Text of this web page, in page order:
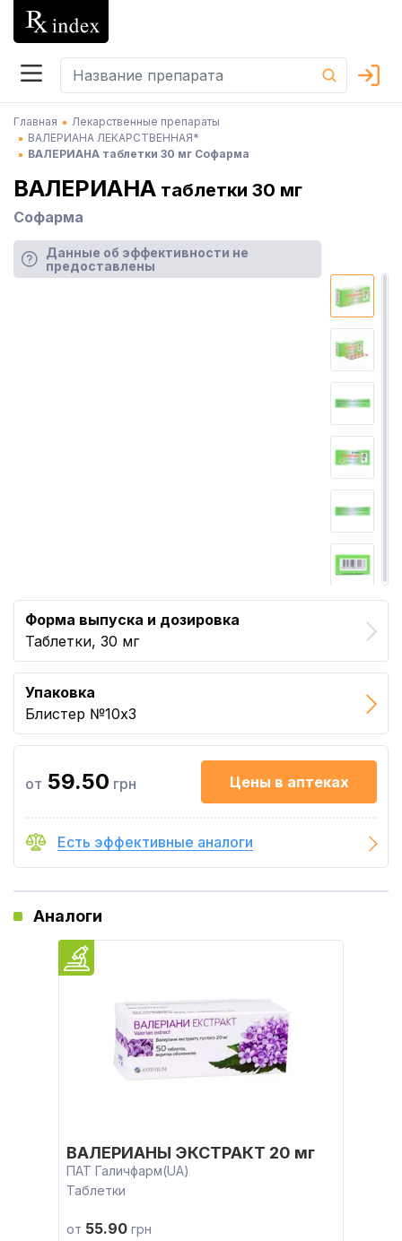
Главная
Лекарственные препараты
ВАЛЕРИАНА ЛЕКАРСТВЕННАЯ*
ВАЛЕРИАНА таблетки 30 мг Софарма
ВАЛЕРИАНА таблетки 30 мг
Софарма
Данные об эффективности не
предоставлены
Форма выпуска и дозировка
Таблетки, 30 мг
Упаковка
Блистер №10x3
от 59.50 грн Цены в аптеках
Есть эффективные аналоги
Аналоги
ВАЛЕРИАНЫ ЭКСТРАКТ 20 мг
ПАТ Галичфарм(UA)
Таблетки
от 55.90 грн